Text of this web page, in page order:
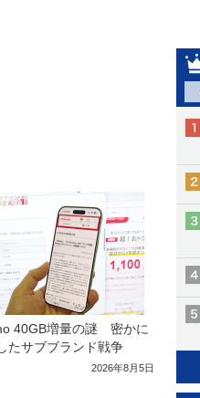
40GB増量の謎 密かに
たサブブランド戦争
2026年8月5日